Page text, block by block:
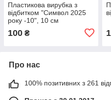
Пластикова вирубка з
відбитком "Символ 2025
року -10", 10 см
100 ₴
Про нас
100% позитивних з 261